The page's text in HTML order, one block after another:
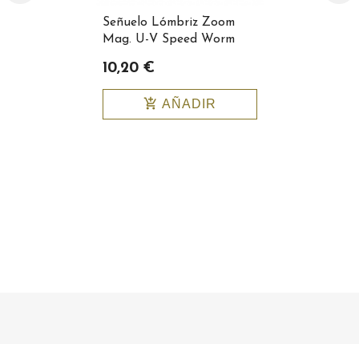
Señuelo Lómbriz Zoom
Mag. U-V Speed Worm
10,20 €
add_shopping_cart AÑADIR